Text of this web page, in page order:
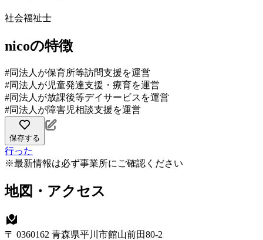
社会福祉士
nicoの特徴
#同法人が保育所等訪問支援を運営
#同法人が児童発達支援・療育を運営
#同法人が放課後等デイサービスを運営
#同法人が障害児相談支援を運営
保存する
行った
※最新情報は必ず事業所にご確認ください
地図・アクセス
〒 0360162 青森県平川市館山前田80-2